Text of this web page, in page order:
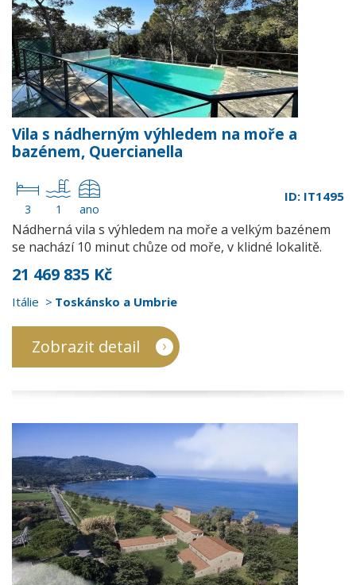
Vila s nádherným výhledem na moře a
bazénem, Quercianella
3 1 ano
ID: IT1495
Nádherná vila s výhledem na moře a velkým bazénem
se nachází 10 minut chůze od moře, v klidné lokalitě.
21 469 835 Kč
Itálie Toskánsko a Umbrie
Zobrazit detail